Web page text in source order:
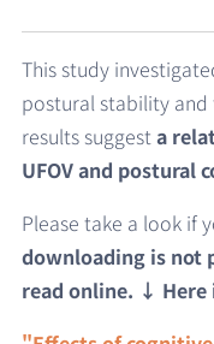
This study
postural stability and
results suggesta
UFOV and postural
Please take a look if
downloading is not
read online. ↓ Here